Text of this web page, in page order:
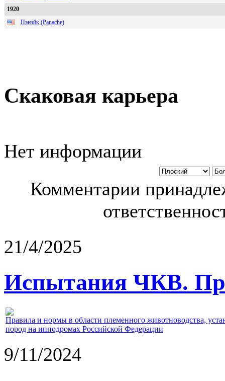
1920
Пэнэйк (Panache)
Скаковая карьера
Нет информации
Комментарии
21/4/2025
Испытания ЧКВ.
Правила и нормы в области племенного животноводства,
пород на ипподромах Российской Федерации
9/11/2024